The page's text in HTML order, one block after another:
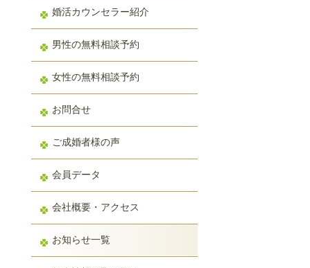
婚活カウンセラー紹介
男性の無料相談予約
女性の無料相談予約
お問合せ
ご成婚者様の声
会員データ
会社概要・アクセス
お知らせ一覧